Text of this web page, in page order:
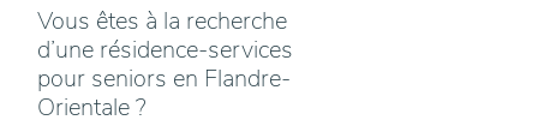
Vous êtes à la recherche
d’une résidence-services
pour seniors en Flandre-
Orientale ?